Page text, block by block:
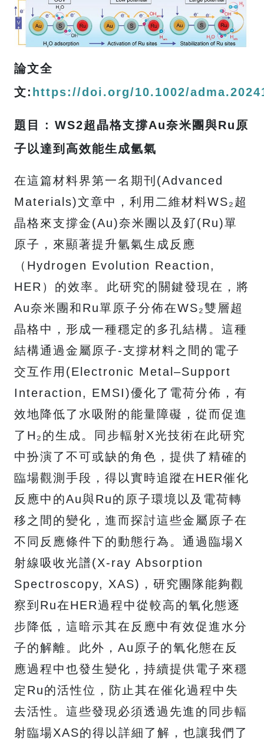
論文全
文: https://doi.org/10.1002/
題目 : WS2超晶格支撐Au奈米團與Ru原
子以達到高效能生成氫氣
在這篇材料界第一名期刊(Advanced
Materials)文章中，利用二維材料WS₂超
晶格來支撐金(Au)奈米團以及釕(Ru)單
原子，來顯著提升氫氣生成反應
（Hydrogen Evolution Reaction,
HER）的效率。此研究的關鍵發現在，將
Au奈米團和Ru單原子分佈在WS₂雙層超
晶格中，形成一種穩定的多孔結構。這種
結構通過金屬原子-支撐材料之間的電子
交互作用(Electronic Metal–Support
Interaction, EMSI)優化了電荷分佈，有
效地降低了水吸附的能量障礙，從而促進
了H₂的生成。同步輻射X光技術在此研究
中扮演了不可或缺的角色，提供了精確的
臨場觀測手段，得以實時追蹤在HER催化
反應中的Au與Ru的原子環境以及電荷轉
移之間的變化，進而探討這些金屬原子在
不同反應條件下的動態行為。通過臨場X
射線吸收光譜(X-ray Absorption
Spectroscopy, XAS)，研究團隊能夠觀
察到Ru在HER過程中從較高的氧化態逐
步降低，這暗示其在反應中有效促進水分
子的解離。此外，Au原子的氧化態在反
應過程中也發生變化，持續提供電子來穩
定Ru的活性位，防止其在催化過程中失
去活性。這些發現必須透過先進的同步輻
射臨場XAS的得以詳細了解，也讓我們了